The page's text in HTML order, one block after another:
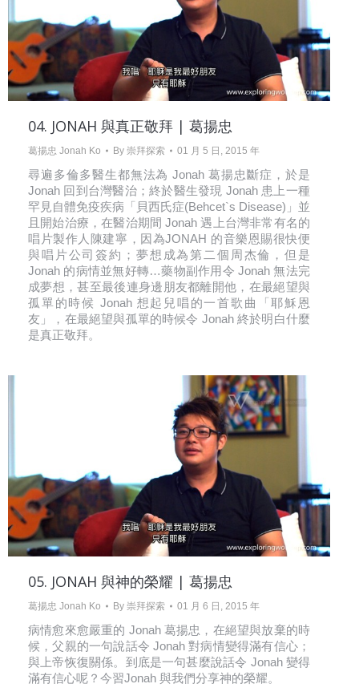
04. JONAH 與真正敬拜 | 葛揚忠
葛揚忠 Jonah Ko By 崇拜探索 01 月 5 日, 2015 年
尋遍多倫多醫生都無法為 Jonah 葛揚忠斷症，於是
Jonah 回到台灣醫治；終於醫生發現 Jonah 患上一種
罕見自體免疫疾病「貝西氏症(Behcet`s Disease)」並
且開始治療，在醫治期間 Jonah 遇上台灣非常有名的
唱片製作人陳建寧，因為JONAH 的音樂恩賜很快便
與唱片公司簽約；夢想成為第二個周杰倫，但是
Jonah 的病情並無好轉…藥物副作用令 Jonah 無法完
成夢想，甚至最後連身邊朋友都離開他，在最絕望與
孤單的時候 Jonah 想起兒唱的一首歌曲「耶穌恩
友」，在最絕望與孤單的時候令 Jonah 終於明白什麼
是真正敬拜。
05. JONAH 與神的榮耀 | 葛揚忠
葛揚忠 Jonah Ko By 崇拜探索 01 月 6 日, 2015 年
病情愈來愈嚴重的 Jonah 葛揚忠，在絕望與放棄的時
候，父親的一句說話令 Jonah 對病情變得滿有信心；
與上帝恢復關係。到底是一句甚麼說話令 Jonah 變得
滿有信心呢？今習Jonah 與我們分享神的榮耀。